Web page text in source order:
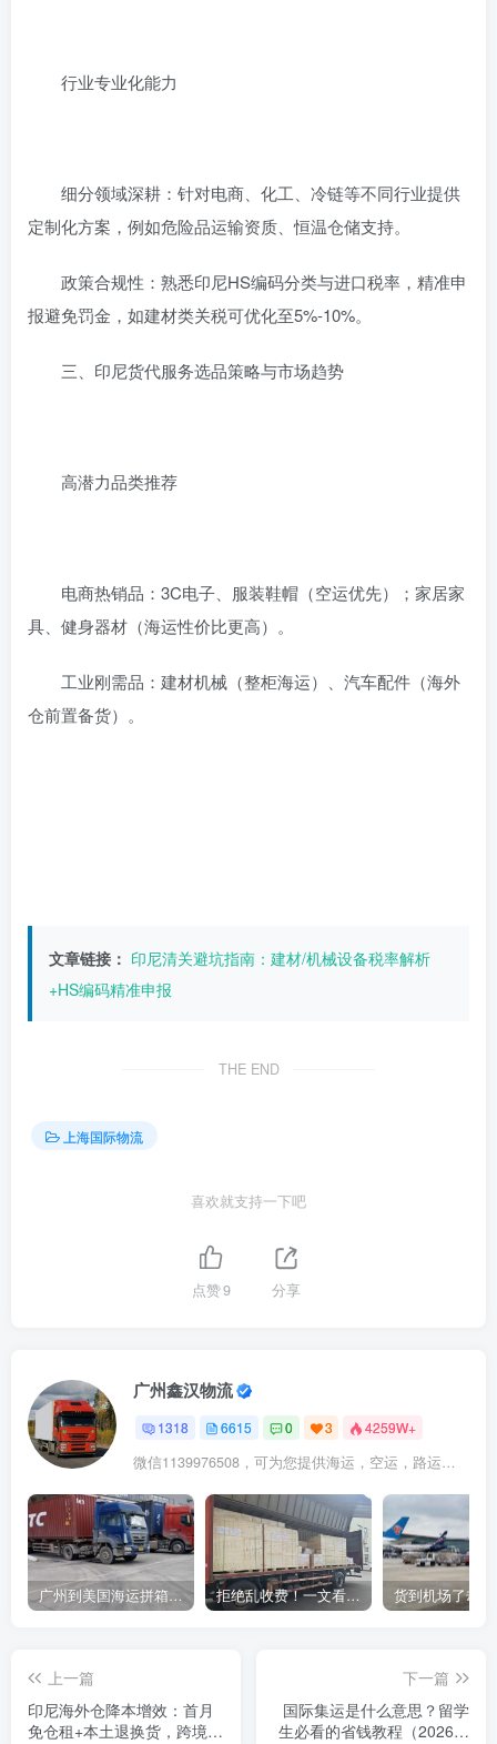
行业专业化能力‌
细分领域深耕‌：针对电商、化工、冷链等不同行业提供
定制化方案，例如危险品运输资质、恒温仓储支持‌。
政策合规性‌：熟悉印尼HS编码分类与进口税率，精准申
报避免罚金，如建材类关税可优化至5%-10%‌。
三、印尼货代服务选品策略与市场趋势
高潜力品类推荐‌
电商热销品‌：3C电子、服装鞋帽（空运优先）；家居家
具、健身器材（海运性价比更高）‌。
工业刚需品‌：建材机械（整柜海运）、汽车配件（海外
仓前置备货）‌。
文章链接： 印尼清关避坑指南：建材/机械设备税率解析
+HS编码精准申报
THE END
上海国际物流
喜欢就支持一下吧
点赞9 分享
广州鑫汉物流
1318 6615 0 3 4259W+
微信1139976508，可为您提供海运，空运，路运，铁路运输
广州到美国海运拼箱多少钱？2024年最新运费构成+隐藏费用避坑指南 拒绝乱收费！一文看懂中国货代计费套路，教你避开所有隐形坑
上一篇
印尼海外仓降本增效：首月
免仓租+本土退换货，跨境卖
下一篇
国际集运是什么意思？留学
生必看的省钱教程（2026最